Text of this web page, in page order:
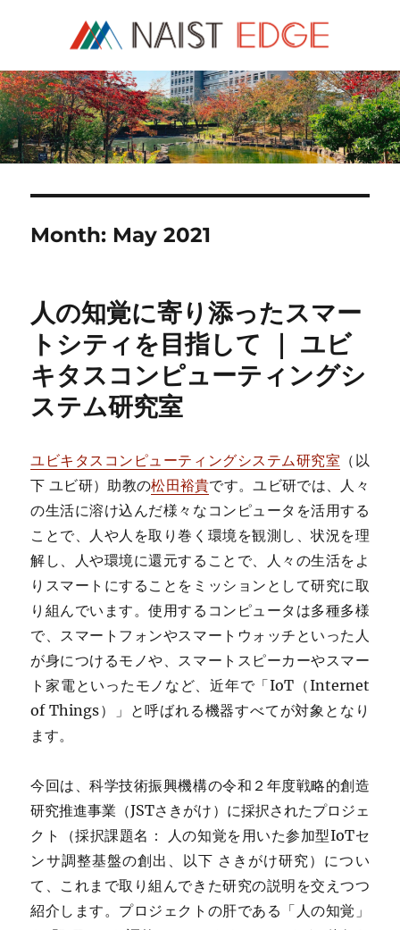
NAIST Edge
Month: May 2021
人の知覚に寄り添ったスマー
トシティを目指して ｜ ユビ
キタスコンピューティングシ
ステム研究室
ユビキタスコンピューティングシステム研究室 （以
下 ユビ研）助教の松田裕貴です。ユビ研では、人々
の生活に溶け込んだ様々なコンピュータを活用する
ことで、人や人を取り巻く環境を観測し、状況を理
解し、人や環境に還元することで、人々の生活をよ
りスマートにすることをミッションとして研究に取
り組んでいます。使用するコンピュータは多種多様
で、スマートフォンやスマートウォッチといった人
が身につけるモノや、スマートスピーカーやスマー
ト家電といったモノなど、近年で「IoT（Internet
of Things）」と呼ばれる機器すべてが対象となり
ます。
今回は、科学技術振興機構の令和２年度戦略的創造
研究推進事業（JSTさきがけ）に採択されたプロジェ
クト（採択課題名： 人の知覚を用いた参加型IoTセ
ンサ調整基盤の創出、以下 さきがけ研究）につい
て、これまで取り組んできた研究の説明を交えつつ
紹介します。プロジェクトの肝である「人の知覚」